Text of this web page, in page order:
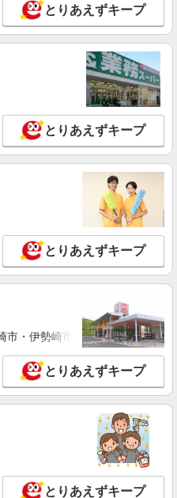
詳細を見る
新砂3-4-31 南砂町ショッピング
（スナモ）
詳細を見る
タッフ
月給 22万1000円〜24万円 基本
万円 固定残業代：なし
に一律で支払われる通勤・皆
：なし 全員に一律で支払われる
合、時間外手当支給あり ※給与幅
る
ク ららぽーと豊洲 東京都江東区
ンドック ららぽーと豊洲
詳細を見る
・パート・契約社員］時給1,400
により優遇します。 ※試用期間
ィ東京プラザ 東京都江東区青海
シティ東京プラザ
とりあえずキープ
とりあえずキープ
とりあえずキープ
市・伊勢崎市・太田市・館林市
とりあえずキープ
とりあえずキープ